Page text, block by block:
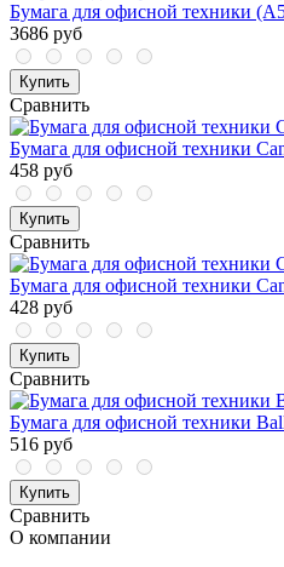
Бумага для офисной техники
3686 руб
Купить
Сравнить
Бумага для офисной техники
458 руб
Купить
Сравнить
Бумага для офисной техники
428 руб
Купить
Сравнить
Бумага для офисной техники
516 руб
Купить
Сравнить
О компании